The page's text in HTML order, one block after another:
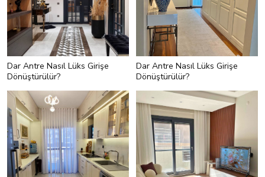
Dar Antre Nasıl Lüks Girişe
Dönüştürülür?
<h2 style="text-align:left;">6- Kapı
Kolları ve Prizleri Unutmayın!</h2>
<p style="text-
align:left;">Profesyonellere göre
kapı kolları pirinç ya da siyah renkli
olunca daha lüks etki sunuyor. Bu
yüzden antrede görülen kapıların
kollarını boyayabilirsiniz.</p> <p
style="text-align:left;">Entegre priz
Dar Antre Nasıl Lüks Girişe
Dönüştürülür?
<h2 style="text-align:left;">4- Peki
Ya Zemin?</h2> <p style="text-
align:left;">Antrenin duvarlarına ve
tavanına baktık. Sırada zemin var!
Dar antrede zeminin ferahlık
sağlaması önemli bunun için
mutlaka açık renk olmalı! Burada
isterseniz açık renkli yolluk kullanın
isterseniz de zeminde açık renkli